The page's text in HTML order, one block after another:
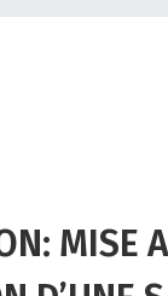
MISE A